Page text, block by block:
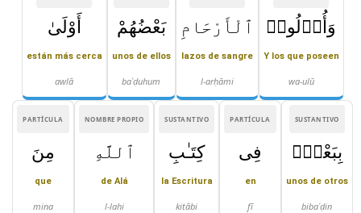
وَأُو۟لُوا۟
Y los que poseen
wa-ulū
ٱلْأَرْحَامِ
lazos de sangre
l-arḥāmi
بَعْضُهُمْ
unos de ellos
baʿḍuhum
أَوْلَىٰ
están más cerca
awlā
SUSTANTIVO
بِبَعْضٍۢ
unos de otros
bibaʿḍin
PARTÍCULA
فِى
en
fī
SUSTANTIVO
كِتَـٰبِ
la Escritura
kitābi
NOMBRE PROPIO
ٱللَّهِ
de Alá
l-lahi
PARTÍCULA
مِنَ
que
mina